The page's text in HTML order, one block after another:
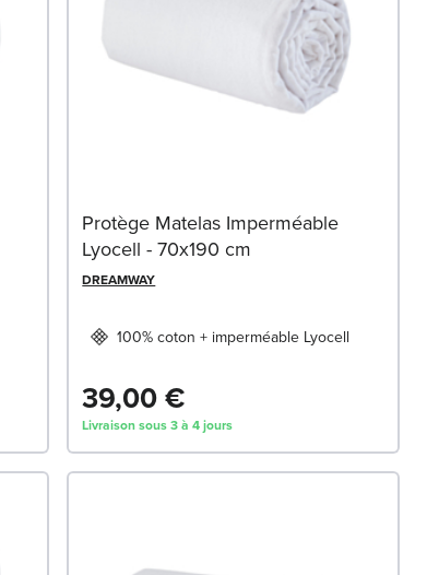
Protège Matelas Imperméable
Lyocell - 70x190 cm
DREAMWAY
100% coton + imperméable Lyocell
39,00 €
Livraison sous 3 à 4 jours